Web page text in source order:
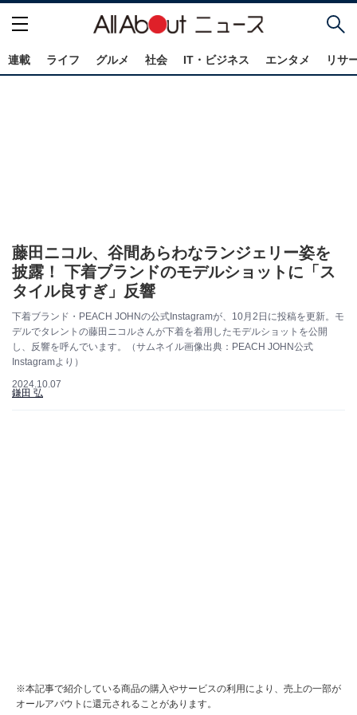
連載 ライフ グルメ 社会 IT・ビジネス エンタメ リサ
藤田ニコル、谷間あらわなランジェリー姿を
披露！ 下着ブランドのモデルショットに「ス
タイル良すぎ」反響
下着ブランド・PEACH JOHNの公式Instagramが、10月2日に投稿を更新。モ
デルでタレントの藤田ニコルさんが下着を着用したモデルショットを公開
し、反響を呼んでいます。（サムネイル画像出典：PEACH JOHN公式
Instagramより）
2024.10.07
鎌田 弘
※本記事で紹介している商品の購入やサービスの利用により、売上の一部が
オールアバウトに還元されることがあります。